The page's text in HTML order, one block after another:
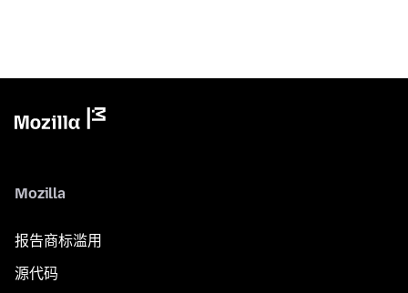
Mozilla
报告商标滥用
源代码